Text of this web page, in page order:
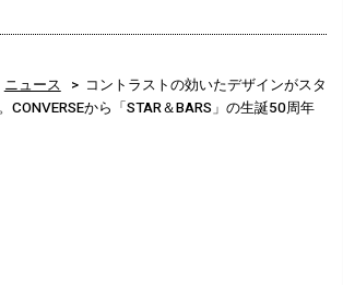
ニュース
コントラストの効いたデザインがスタ
CONVERSEから「STAR＆BARS」の生誕50周年